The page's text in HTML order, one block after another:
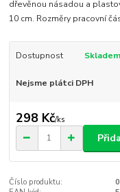
dřevěnou násadou a
10 cm. Rozměry pracovní
Dostupnost Skladem
Nejsme plátci DPH
298 Kč/ks
Číslo produktu: